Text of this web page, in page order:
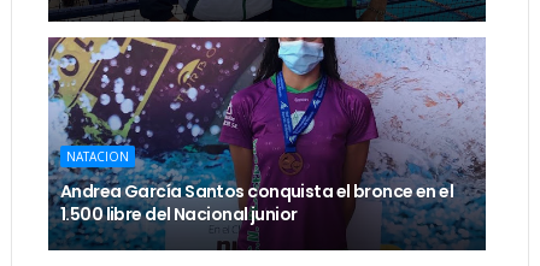
NATACION
Andrea García Santos conquista el bronce en el
1.500 libre del Nacional junior